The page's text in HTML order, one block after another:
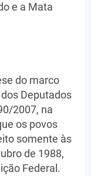
e a Mata
do marco
Deputados
2007, na
os povos
somente às
de 1988,
Federal.